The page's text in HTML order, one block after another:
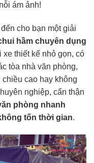
ám ảnh!
cho bạn một giải
hầm chuyên dụng
xe thiết kế nhỏ gọn, có
tòa nhà văn phòng,
cao hay không
nghiệp, cẩn thận
phòng nhanh
tốn thời gian.